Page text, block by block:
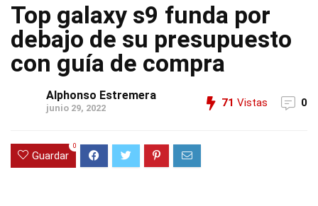
Top galaxy s9 funda por
debajo de su presupuesto
con guía de compra
Alphonso Estremera
junio 29, 2022 71 Vistas 0
Guardar
0